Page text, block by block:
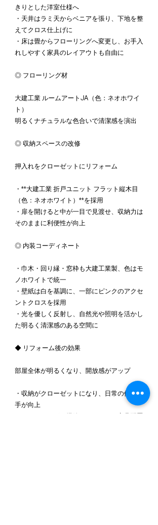
きりとした洋室仕様へ
・天井はラミ天からベニアを張り、下地を整
えてクロス仕上げに
・床は畳からフローリングへ変更し、お手入
れしやすく家具のレイアウトも自由に
◎ フローリング材
大建工業 ルームアートJA（色：ネオホワイ
ト）
明るくナチュラルな色合いで清潔感を演出
◎ 収納スペースの改修
押入れをクローゼットにリフォーム
・**大建工業 折戸ユニット フラット縦木目
（色：ネオホワイト）**を採用
・扉を開けると中が一目で見渡せ、収納力は
そのままに利便性が向上
◎ 内装コーディネート
・巾木・回り縁・窓枠も大建工業製、色はモ
ノホワイトで統一
・壁紙は白を基調に、一部にピンクのアクセ
ントクロスを採用
・光を優しく反射し、自然光や照明を活かし
た明るく清潔感のある空間に
◆ リフォーム後の効果
部屋全体が明るくなり、開放感がアップ
・収納がクローゼットになり、日常の使い勝
手が向上
・フローリングで掃除がしやすく、家具配置